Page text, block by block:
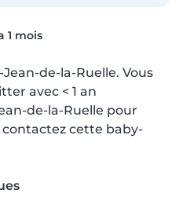
1 mois
de-la-Ruelle. Vous
avec < 1 an
de-la-Ruelle pour
contactez cette baby-